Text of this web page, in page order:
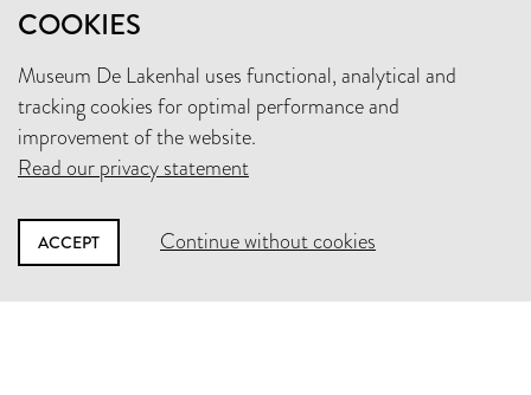
COOKIES
Museum De Lakenhal uses functional, analytical and
tracking cookies for optimal performance and
improvement of the website.
Read our privacy statement
ACCEPT Continue without cookies
MUSEUM DE LAKENHAL
2312 RA LEIDEN
OPENING HOURS
TUESDAY TO SUNDAY FROM 10 AM TO 5 PM
PRIVACY STATEMENT
+31 (0)71 5165360